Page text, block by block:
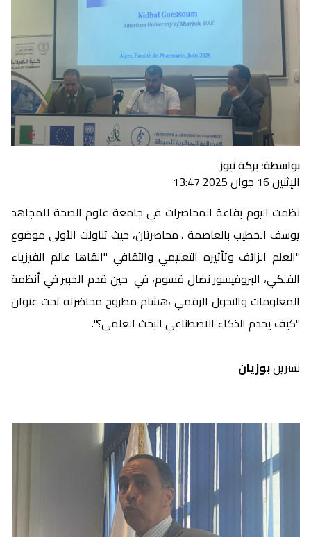
بواسطة: بركة نيوز
الإثنين 16 جوان 2025 13:47
نظمت اليوم بقاعة المحاضرات في جامعة علوم الصحة للمجاهد
يوسف الخطيب بالعاصمة ، محاضرتان، حيث تناولت الأولى موضوع
"العلم الزائف وتأثيره التعليمي والثقافي "القاها عالم الفيزياء
الفلكي، البروفيسور نضال قسوم، في حين قدم الخبير في أنظمة
المعلومات والتحول الرقمي ،هشام مطروح محاضرته تحت عنوان
"كيف يخدم الذكاء الاصطناعي البحث العلمي؟".
نسرينبوزيان